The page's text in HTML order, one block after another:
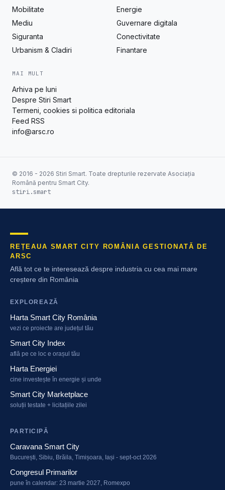
Mobilitate
Energie
Mediu
Guvernare digitala
Siguranta
Conectivitate
Urbanism & Cladiri
Finantare
MAI MULT
Arhiva pe luni
Despre Stiri Smart
Termeni, cookies si politica editoriala
Feed RSS
info@arsc.ro
© 2016 - 2026 Stiri Smart. Toate drepturile rezervate Asociația
Română pentru Smart City.
stiri.smart
REȚEAUA SMART CITY ROMÂNIA GESTIONATĂ DE
ARSC
Află tot ce te interesează despre industria cu cea mai mare
creștere din România
EXPLOREAZĂ
Harta Smart City România
vezi ce proiecte are județul tău
Smart City Index
află pe ce loc e orașul tău
Harta Energiei
cine investește în energie și unde
Smart City Marketplace
soluții testate + licitațiile zilei
PARTICIPĂ
Caravana Smart City
București, Sibiu, Brăila, Timișoara, Iași - sept-oct 2026
Congresul Primarilor
pune în calendar: 23 martie 2027, Romexpo